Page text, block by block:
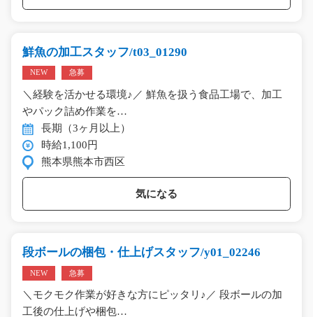
鮮魚の加工スタッフ/t03_01290
NEW 急募
＼経験を活かせる環境♪／ 鮮魚を扱う食品工場で、加工
やパック詰め作業を…
長期（3ヶ月以上）
時給1,100円
熊本県熊本市西区
気になる
段ボールの梱包・仕上げスタッフ/y01_02246
NEW 急募
＼モクモク作業が好きな方にピッタリ♪／ 段ボールの加
工後の仕上げや梱包…